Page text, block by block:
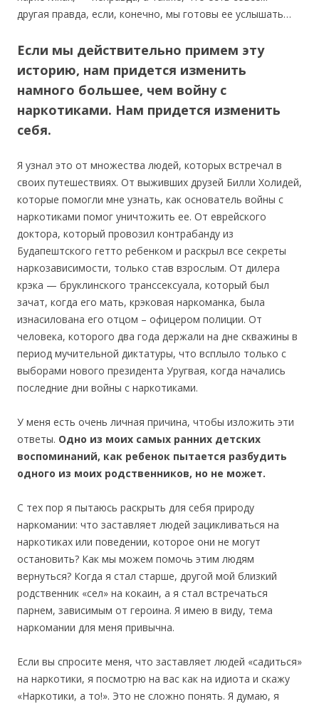
другая правда, если, конечно, мы готовы ее услышать…
Если мы действительно примем эту
историю, нам придется изменить
намного большее, чем войну с
наркотиками. Нам придется изменить
себя.
Я узнал это от множества людей, которых встречал в
своих путешествиях. От выживших друзей Билли Холидей,
которые помогли мне узнать, как основатель войны с
наркотиками помог уничтожить ее. От еврейского
доктора, который провозил контрабанду из
Будапештского гетто ребенком и раскрыл все секреты
наркозависимости, только став взрослым. От дилера
крэка — бруклинского транссексуала, который был
зачат, когда его мать, крэковая наркоманка, была
изнасилована его отцом – офицером полиции. От
человека, которого два года держали на дне скважины в
период мучительной диктатуры, что всплыло только с
выборами нового президента Уругвая, когда начались
последние дни войны с наркотиками.
У меня есть очень личная причина, чтобы изложить эти
ответы. Одно из моих самых ранних детских
воспоминаний, как ребенок пытается разбудить
одного из моих родственников, но не может.
С тех пор я пытаюсь раскрыть для себя природу
наркомании: что заставляет людей зацикливаться на
наркотиках или поведении, которое они не могут
остановить? Как мы можем помочь этим людям
вернуться? Когда я стал старше, другой мой близкий
родственник «сел» на кокаин, а я стал встречаться
парнем, зависимым от героина. Я имею в виду, тема
наркомании для меня привычна.
Если вы спросите меня, что заставляет людей «садиться»
на наркотики, я посмотрю на вас как на идиота и скажу
«Наркотики, а то!». Это не сложно понять. Я думаю, я